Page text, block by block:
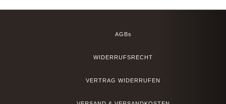
AGBs
WIDERRUFSRECHT
VERTRAG WIDERRUFEN